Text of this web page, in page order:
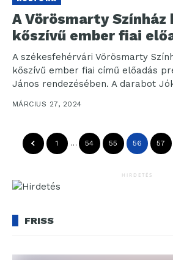
A Vörösmarty
kőszívű ember fiai
A székesfehérvári Vörösmarty
kőszívű ember fiai című előadás
János rendezésében. A darabot
alapján a rendezővel...
MÁRCIUS 27, 2024
1 … 54 55 56 57
HIRDETÉS
FRISS